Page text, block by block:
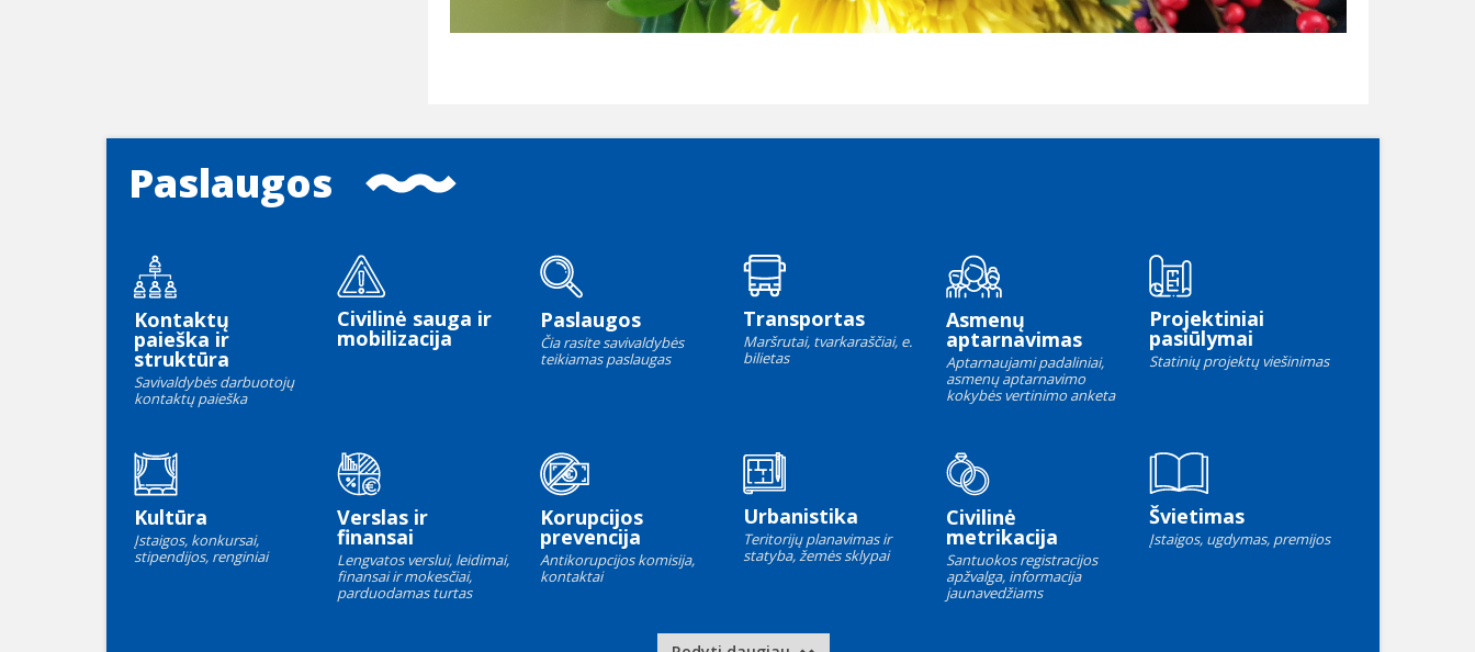
Paslaugos
Kontaktų
paieška ir
struktūra
Savivaldybės darbuotojų
kontaktų paieška
Civilinė sauga ir
mobilizacija
Paslaugos
Čia rasite savivaldybės
teikiamas paslaugas
Transportas
Maršrutai, tvarkaraščiai, e.
bilietas
Asmenų
aptarnavimas
Aptarnaujami padaliniai,
asmenų aptarnavimo
kokybės vertinimo anketa
Projektiniai
pasiūlymai
Statinių projektų viešinimas
Kultūra
Įstaigos, konkursai,
stipendijos, renginiai
Verslas ir
finansai
Lengvatos verslui, leidimai,
finansai ir mokesčiai,
parduodamas turtas
Korupcijos
prevencija
Antikorupcijos komisija,
kontaktai
Urbanistika
Teritorijų planavimas ir
statyba, žemės sklypai
Civilinė
metrikacija
Santuokos registracijos
apžvalga, informacija
jaunavedžiams
Švietimas
Įstaigos, ugdymas, premijos